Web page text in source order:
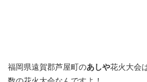
福岡県遠賀郡芦屋町のあしや花火大会